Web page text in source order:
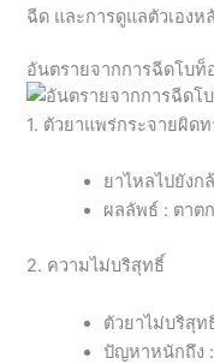
ฉีด และการดูแลตัวเองห
อันตรายจากการฉีดโบท็
1. ตัวยาแพร่กระจายผิดท
ยาไหลไปยังก
ผลลัพธ์ : ตาต
2. ความไม่บริสุทธิ์
ตัวยาไม่บริสุท
ปัญหาหนักถึง :